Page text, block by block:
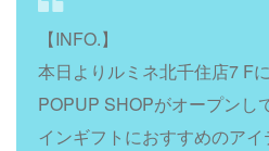
【INFO.】
本日よりルミネ北千住店7 F
POPUP SHOPがオープンし
インギフトにおすすめのア